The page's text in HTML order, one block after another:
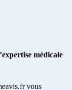
médicale
vous